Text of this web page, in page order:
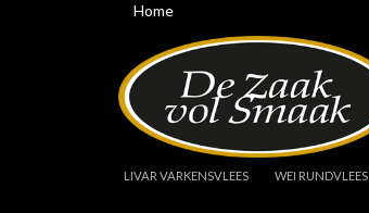
Home
LIVAR VARKENSVLEES WEI RUNDVLEES